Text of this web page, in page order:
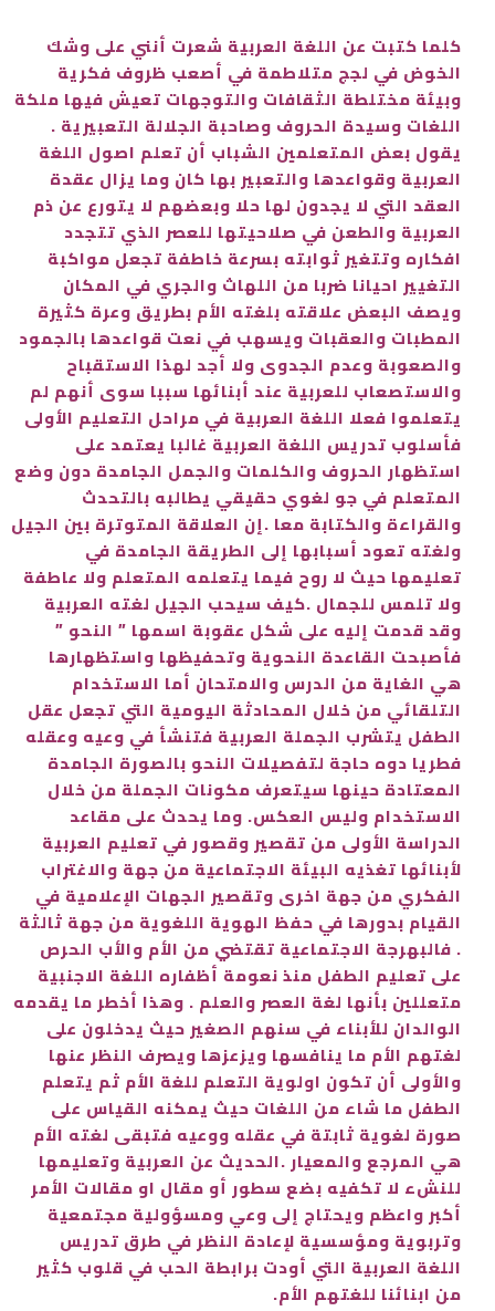
كلما كتبت عن اللغة العربية شعرت أنني على وشك
الخوض في لجج متلاطمة في أصعب ظروف فكرية
وبيئة مختلطة الثقافات والتوجهات تعيش فيها ملكة
اللغات وسيدة الحروف وصاحبة الجلالة التعبيرية .
يقول بعض المتعلمين الشباب أن تعلم اصول اللغة
العربية وقواعدها والتعبير بها كان وما يزال عقدة
العقد التي لا يجدون لها حلا وبعضهم لا يتورع عن ذم
العربية والطعن في صلاحيتها للعصر الذي تتجدد
افكاره وتتغير ثوابته بسرعة خاطفة تجعل مواكبة
التغيير احيانا ضربا من اللهاث والجري في المكان
ويصف البعض علاقته بلغته الأم بطريق وعرة كثيرة
المطبات والعقبات ويسهب في نعت قواعدها بالجمود
والصعوبة وعدم الجدوى ولا أجد لهذا الاستقباح
والاستصعاب للعربية عند أبنائها سببا سوى أنهم لم
يتعلموا فعلا اللغة العربية في مراحل التعليم الأولى
فأسلوب تدريس اللغة العربية غالبا يعتمد على
استظهار الحروف والكلمات والجمل الجامدة دون وضع
المتعلم في جو لغوي حقيقي يطالبه بالتحدث
والقراءة والكتابة معا .إن العلاقة المتوترة بين الجيل
ولغته تعود أسبابها إلى الطريقة الجامدة في
تعليمها حيث لا روح فيما يتعلمه المتعلم ولا عاطفة
ولا تلمس للجمال .كيف سيحب الجيل لغته العربية
وقد قدمت إليه على شكل عقوبة اسمها ” النحو ”
فأصبحت القاعدة النحوية وتحفيظها واستظهارها
هي الغاية من الدرس والامتحان أما الاستخدام
التلقائي من خلال المحادثة اليومية التي تجعل عقل
الطفل يتشرب الجملة العربية فتنشأ في وعيه وعقله
فطريا دوه حاجة لتفصيلات النحو بالصورة الجامدة
المعتادة حينها سيتعرف مكونات الجملة من خلال
الاستخدام وليس العكس. وما يحدث على مقاعد
الدراسة الأولى من تقصير وقصور في تعليم العربية
لأبنائها تغذيه البيئة الاجتماعية من جهة والاغتراب
الفكري من جهة اخرى وتقصير الجهات الإعلامية في
القيام بدورها في حفظ الهوية اللغوية من جهة ثالثة
. فالبهرجة الاجتماعية تقتضي من الأم والأب الحرص
على تعليم الطفل منذ نعومة أظفاره اللغة الاجنبية
متعللين بأنها لغة العصر والعلم . وهذا أخطر ما يقدمه
الوالدان للأبناء في سنهم الصغير حيث يدخلون على
لغتهم الأم ما ينافسها ويزعزها ويصرف النظر عنها
والأولى أن تكون اولوية التعلم للغة الأم ثم يتعلم
الطفل ما شاء من اللغات حيث يمكنه القياس على
صورة لغوية ثابتة في عقله ووعيه فتبقى لغته الأم
هي المرجع والمعيار .الحديث عن العربية وتعليمها
للنشء لا تكفيه بضع سطور أو مقال او مقالات الأمر
أكبر واعظم ويحتاج إلى وعي ومسؤولية مجتمعية
وتربوية ومؤسسية لإعادة النظر في طرق تدريس
اللغة العربية التي أودت برابطة الحب في قلوب كثير
من ابنائنا للغتهم الأم.